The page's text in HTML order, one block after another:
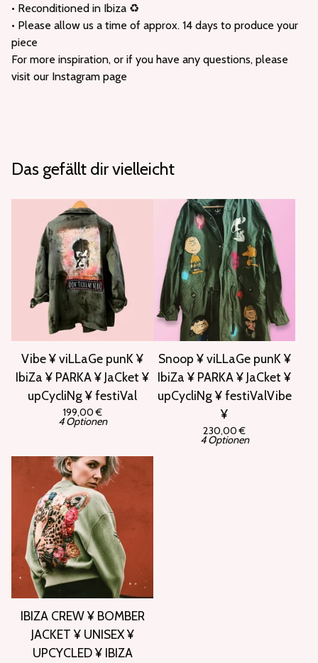
• Reconditioned in Ibiza ♻️
• Please allow us a time of approx. 14 days to produce your
piece
For more inspiration, or if you have any questions, please
visit our Instagram page
Das gefällt dir vielleicht
Vibe ¥ viLLaGe punK ¥
IbiZa ¥ PARKA ¥ JaCket ¥
upCycliNg ¥ festiVal
199,00€
4 Optionen
Snoop ¥ viLLaGe punK ¥
IbiZa ¥ PARKA ¥ JaCket ¥
upCycliNg ¥ festiValVibe
¥
230,00€
4 Optionen
IBIZA CREW ¥ BOMBER
JACKET ¥ UNISEX ¥
UPCYCLED ¥ IBIZA